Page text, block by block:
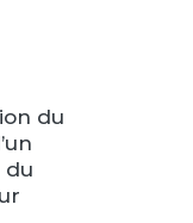
du
du